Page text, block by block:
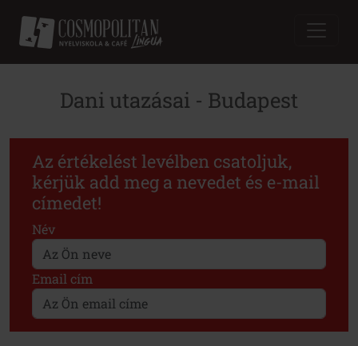
Dani utazásai - Budapest
Az értékelést levélben csatoljuk,
kérjük add meg a nevedet és e-mail
címedet!
Név
Email cím